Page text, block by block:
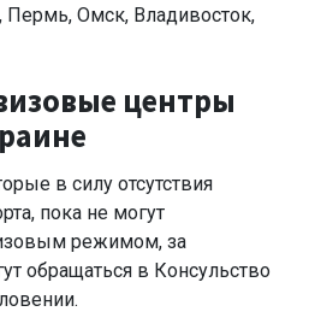
Пермь, Омск, Владивосток,
центры
в силу отсутствия
пока не могут
режимом, за
обращаться в Консульство